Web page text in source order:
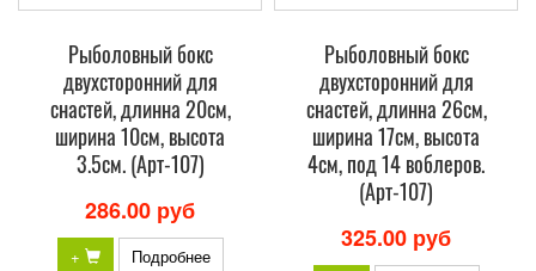
Рыболовный бокс
двухсторонний для
снастей, длинна 20см,
ширина 10см, высота
3.5см. (Арт-107)
286.00 руб
+ Подробнее
Рыболовный бокс
двухсторонний для
снастей, длинна 26см,
ширина 17см, высота
4см, под 14 воблеров.
(Арт-107)
325.00 руб